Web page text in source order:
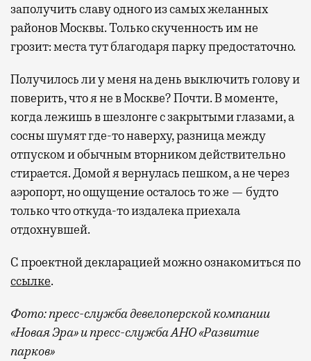
заполучить славу одного из самых желанных
районов Москвы. Только скученность им не
грозит: места тут благодаря парку предостаточно.
Получилось ли у меня на день выключить голову и
поверить, что я не в Москве? Почти. В моменте,
когда лежишь в шезлонге с закрытыми глазами, а
сосны шумят где-то наверху, разница между
отпуском и обычным вторником действительно
стирается. Домой я вернулась пешком, а не через
аэропорт, но ощущение осталось то же — будто
только что откуда-то издалека приехала
отдохнувшей.
С проектной декларацией можно ознакомиться по
ссылке.
Фото:пресс-служба девелоперской компании
«Новая Эра» и пресс-служба АНО «Развитие
парков»